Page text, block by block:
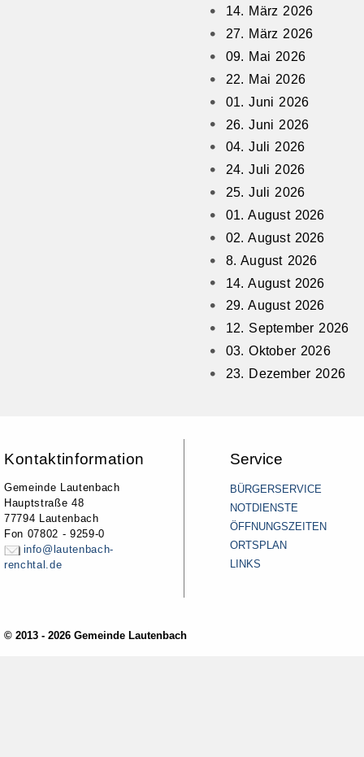
14. März 2026
27. März 2026
09. Mai 2026
22. Mai 2026
01. Juni 2026
26. Juni 2026
04. Juli 2026
24. Juli 2026
25. Juli 2026
01. August 2026
02. August 2026
8. August 2026
14. August 2026
29. August 2026
12. September 2026
03. Oktober 2026
23. Dezember 2026
Kontaktinformation
Gemeinde Lautenbach
Hauptstraße 48
77794 Lautenbach
Fon 07802 - 9259-0
info@lautenbach-
renchtal.de
Service
BÜRGERSERVICE
NOTDIENSTE
ÖFFNUNGSZEITEN
ORTSPLAN
LINKS
© 2013 - 2026 Gemeinde Lautenbach